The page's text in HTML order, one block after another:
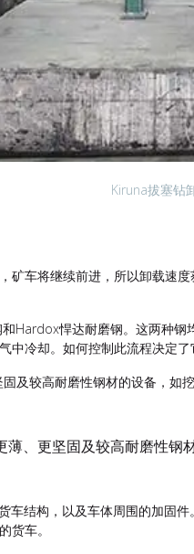
Kiruna拔塞钻
矿车将继续前进，所以卸载速
Hardox悍达耐磨钢。这两种
冷却。如何控制此流程决定了
及较高耐磨性钢材的设备，如
、更坚固及较高耐磨性钢
车结构，以及车体周围的加固
货车。